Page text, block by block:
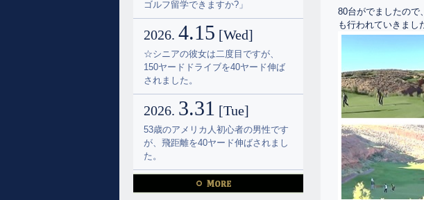
☆シニアの彼女は二度目ですが、
150ヤードドライブを40ヤード伸ば
されました。
2026. 2.20 [Fri]
彼女はドライバーの飛距離130ヤー
ドとの事でしたが平均で180ヤー
ド、スコアーは100から120との事で
したが、ギリギリですが80台が出ま
した。
2026.
100くらい叩いておられたシニアの
女性が、十日間のゴルフ留学に来ら
ゴルフ留学できますか?」
2026. 4.15 [Wed]
☆シニアの彼女は二度目ですが、
150ヤードドライブを40ヤード伸ば
されました。
2026. 3.31 [Tue]
53歳のアメリカ人初心者の男性です
が、飛距離を40ヤード伸ばされまし
た。
3.7 [Sat]
80台がでましたので
も行われていきまし